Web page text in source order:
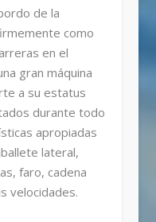
de la
como
en el
gran máquina
a su estatus
durante todo
apropiadas
lateral,
faro, cadena
velocidades.